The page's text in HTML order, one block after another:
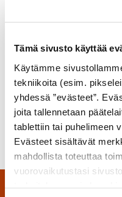
Tämä sivusto käyttää
Käytämme
tekniikoita (esim.
yhdessä ”evästeet”.
joita tallennetaan
tablettiin tai puhelimeen
Evästeet sisältävät
mahdollista toteuttaa
vuorovaikutustasi
rakennusmateriaalit
korkealaatuisia
kovemmankin saunojan
kiukaan ja muut
jolloin saunan käyttö on